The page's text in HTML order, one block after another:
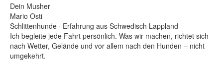
Dein Musher
Mario Osti
Schlittenhunde · Erfahrung aus Schwedisch Lappland
Ich begleite jede Fahrt persönlich. Was wir machen, richtet sich
nach Wetter, Gelände und vor allem nach den Hunden – nicht
umgekehrt.